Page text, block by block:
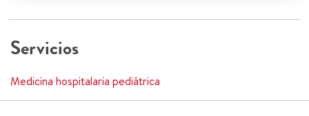
Servicios
Medicina hospitalaria pediátrica